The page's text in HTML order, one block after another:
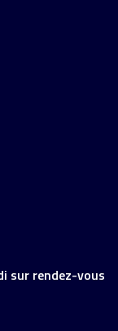
sur rendez-vous